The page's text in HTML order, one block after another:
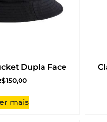
Dupla Face
150,00
mais